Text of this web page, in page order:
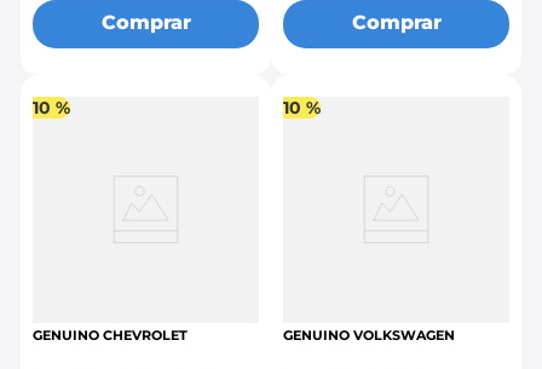
Comprar Comprar
10 %
GENUINO CHEVROLET
10 %
GENUINO VOLKSWAGEN